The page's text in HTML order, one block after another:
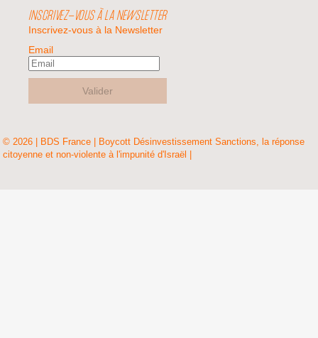
INSCRIVEZ-VOUS À LA NEWSLETTER
Inscrivez-vous à la Newsletter
Email
Valider
© 2026 | BDS France | Boycott Désinvestissement Sanctions, la réponse
citoyenne et non-violente à l'impunité d'Israël |